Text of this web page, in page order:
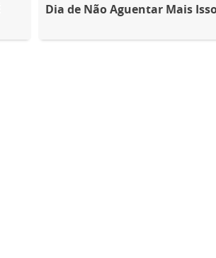
Dia de Não Aguentar Mais